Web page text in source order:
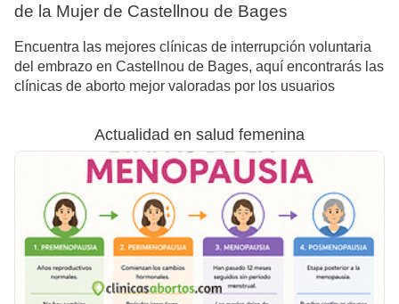
de la Mujer de Castellnou de Bages
Encuentra las mejores clínicas de interrupción voluntaria
del embrazo en Castellnou de Bages, aquí encontrarás las
clínicas de aborto mejor valoradas por los usuarios
Actualidad en salud femenina